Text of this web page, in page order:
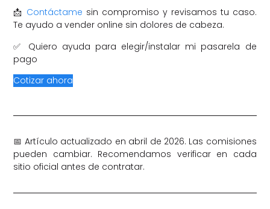
📩 Contáctame sin compromiso y revisamos tu caso.
Te ayudo a vender online sin dolores de cabeza.
✅ Quiero ayuda para elegir/instalar mi pasarela de
pago
Cotizar ahora
📅 Artículo actualizado en abril de 2026. Las comisiones
pueden cambiar. Recomendamos verificar en cada
sitio oficial antes de contratar.